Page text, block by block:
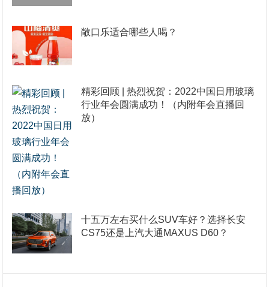
敞口乐适合哪些人喝？
精彩回顾 | 热烈祝贺：2022中国日用玻璃
行业年会圆满成功！（内附年会直播回
放）
十五万左右买什么SUV车好？选择长安
CS75还是上汽大通MAXUS D60？